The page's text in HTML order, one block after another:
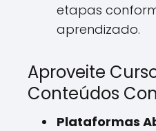
etapas
aprendizado.
Aproveite
Conteúdos
Plataformas